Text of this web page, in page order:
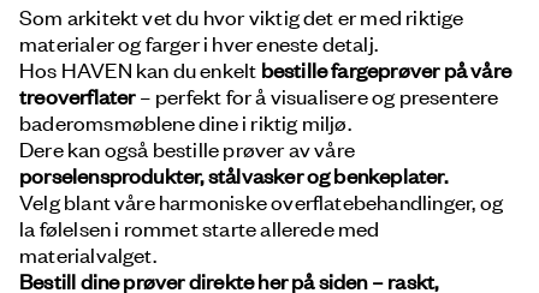
Som arkitekt vet du hvor viktig det er med riktige
materialer og farger i hver eneste detalj.
Hos HAVEN kan du enkelt bestille fargeprøver på våre
treoverflater– perfekt for å visualisere og presentere
baderomsmøblene dine i riktig miljø.
Dere kan også bestille prøver av våre
porselensprodukter, stålvasker og benkeplater.
Velg blant våre harmoniske overflatebehandlinger, og
la følelsen i rommet starte allerede med
materialvalget.
Bestill dine prøver direkte her på siden – raskt,